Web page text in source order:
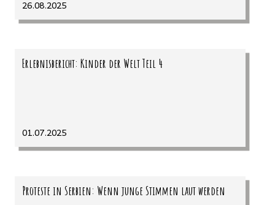
26.08.2025
Erlebnisbericht: Kinder der Welt Teil 4
01.07.2025
Proteste in Serbien: Wenn junge Stimmen laut werden